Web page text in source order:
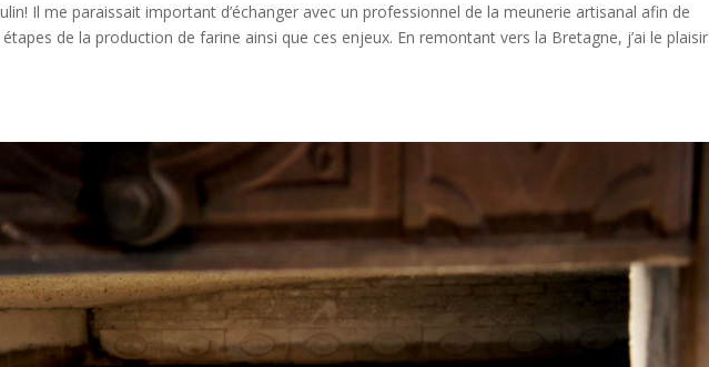
Il me paraissait important d’échanger avec un professionnel de la meunerie artisanal afin de
de la production de farine ainsi que ces enjeux. En remontant vers la Bretagne, j’ai le plaisir